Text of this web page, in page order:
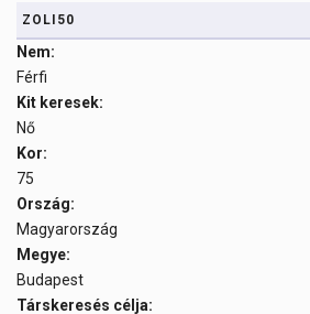
ZOLI50
Nem:
Férfi
Kit keresek:
Nő
Kor:
75
Ország:
Magyarország
Megye:
Budapest
Társkeresés célja: